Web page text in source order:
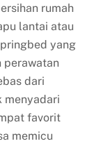
rumah
lantai atau
yang
perawatan
dari
menyadari
favorit
memicu